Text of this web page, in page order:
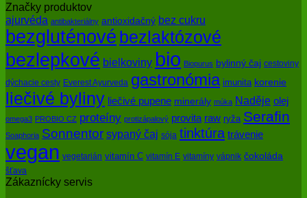
Značky produktov
ajurvéda antibakteriálny antioxidačný bez cukru
bezgluténové bezlaktózové
bezlepkové bielkoviny bio Biopurus bylinný čaj cestoviny
dýchacie cesty Everest Ayurveda gastronómia imunita korenie
liečivé byliny liečivé pupene minerály múka Naděje olej
omega3 PROBIO CZ proteíny protizápalový provita raw ryža Serafin
Soaphoria Sonnentor sypaný čaj sója tinktúra trávenie
vegan vegetarián vitamín C vitamín E vitamíny vápnik čokoláda
šťava
Zákaznícky servis